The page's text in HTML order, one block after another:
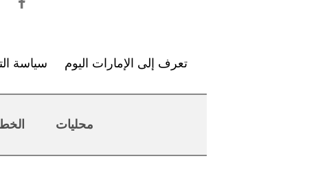
تعرف إلى الإمارات اليوم سياسة
محليات